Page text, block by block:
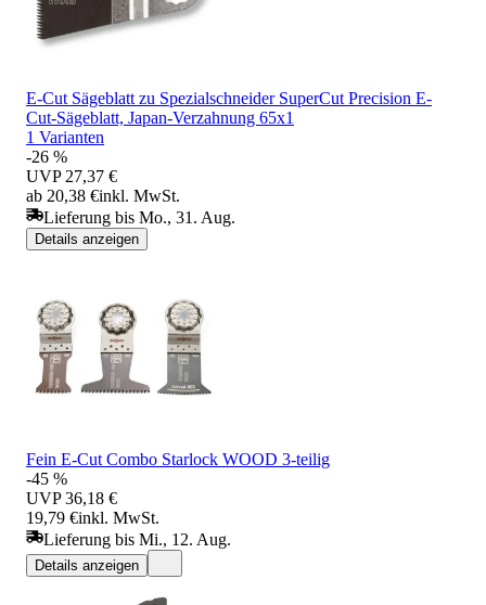
E-Cut Sägeblatt zu Spezialschneider SuperCut Precision E-
Cut-Sägeblatt, Japan-Verzahnung 65x1
1 Varianten
-26 %
UVP 27,37 €
ab 20,38 €inkl. MwSt.
Lieferung bis Mo., 31. Aug.
Details anzeigen
Fein E-Cut Combo Starlock WOOD 3-teilig
-45 %
UVP 36,18 €
19,79 €inkl. MwSt.
Lieferung bis Mi., 12. Aug.
Details anzeigen